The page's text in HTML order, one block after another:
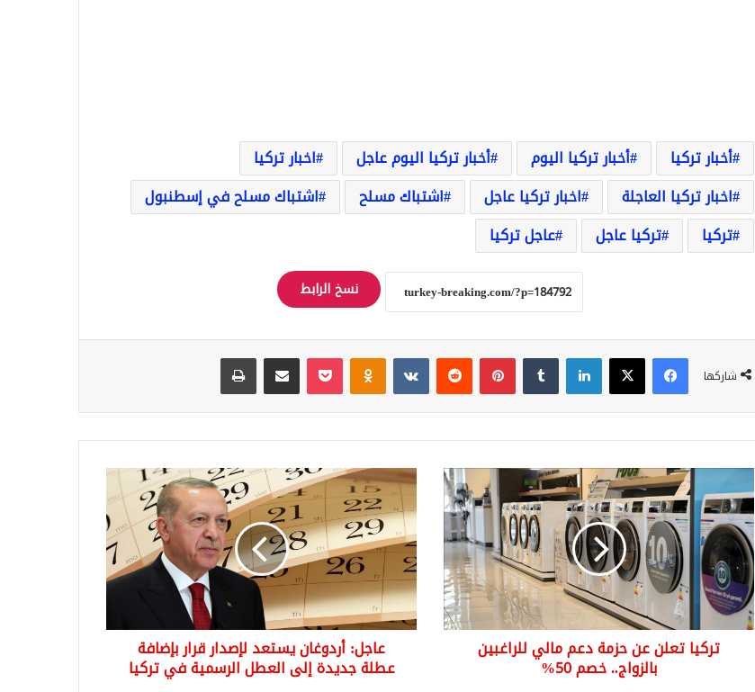
أخبار تركيا أخبار تركيا اليوم أخبار تركيا اليوم عاجل
اخبار تركيا
اخبار تركيا العاجلة
اخبار تركيا عاجل اشتباك مسلح
اشتباك مسلح في إسطنبول
تركيا
تركيا عاجل عاجل تركيا
نسخ الرابط
شاركها
فيسبوك‫X لينكدإن بينتيريست Odnoklassniki
‫Pocket مشاركة عبر البريد طباعة
تركيا
تعلن
عن
حزمة
دعم
مالي
للراغبين
بالزواج..
خصم
تركيا تعلن عن حزمة دعم مالي للراغبين
بالزواج.. خصم 50%
عاجل:
أردوغان
يستعد
لإصدار
قرار
بإضافة
عطلة
جديدة
إلى
الرسمية
عاجل: أردوغان يستعد لإصدار قرار بإضافة
عطلة جديدة إلى العطل الرسمية في تركيا